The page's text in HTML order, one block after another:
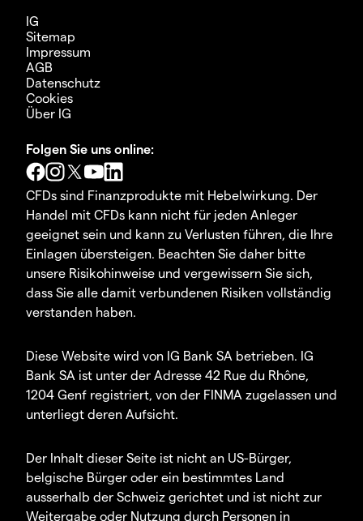
IG
Sitemap
Impressum
AGB
Datenschutz
Cookies
Über IG
Folgen Sie uns online:
CFDs sind Finanzprodukte mit Hebelwirkung. Der
Handel mit CFDs kann nicht für jeden Anleger
geeignet sein und kann zu Verlusten führen, die Ihre
Einlagen übersteigen. Beachten Sie daher bitte
unsere Risikohinweise und vergewissern Sie sich,
dass Sie alle damit verbundenen Risiken vollständig
verstanden haben.
Diese Website wird von IG Bank SA betrieben. IG
Bank SA ist unter der Adresse 42 Rue du Rhône,
1204 Genf registriert, von der FINMA zugelassen und
unterliegt deren Aufsicht.
Der Inhalt dieser Seite ist nicht an US-Bürger,
belgische Bürger oder ein bestimmtes Land
ausserhalb der Schweiz gerichtet und ist nicht zur
Weitergabe oder Nutzung durch Personen in